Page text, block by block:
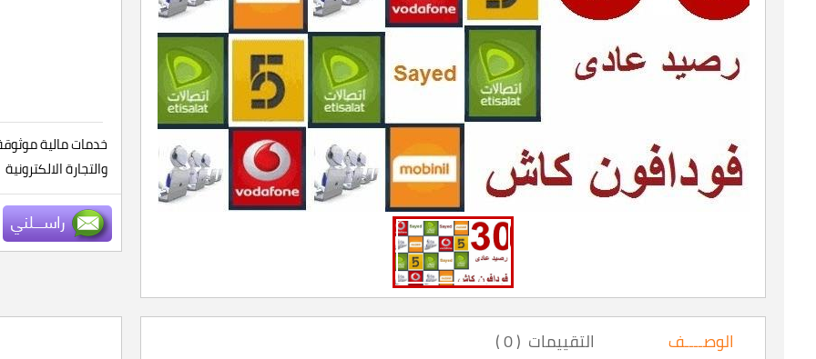
والتجارة الالكترونية
الوصــــف التقييمات ( 0 )